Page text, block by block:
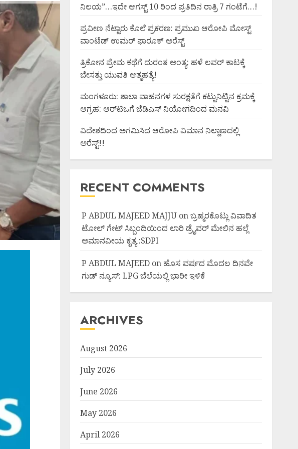
ನಿಲಯ”…ಇದೇ ಆಗಸ್ಟ್ 10 ರಿಂದ ಪ್ರತಿದಿನ ರಾತ್ರಿ 7 ಗಂಟೆಗೆ…!
ಪ್ರವೀಣ ನೆಟ್ಟಾರು ಕೊಲೆ ಪ್ರಕರಣ: ಪ್ರಮುಖ ಆರೋಪಿ ಮೋಸ್ಟ್
ವಾಂಟೆಡ್ ಉಮರ್ ಫಾರೂಕ್ ಅರೆಸ್ಟ್
ತ್ರಿಕೋನ ಪ್ರೇಮ ಕಥೆಗೆ ದುರಂತ ಅಂತ್ಯ: ಹಳೆ ಲವರ್ ಕಾಟಕ್ಕೆ
ಬೇಸತ್ತು ಯುವತಿ ಆತ್ಮಹತ್ಯೆ!
ಮಂಗಳೂರು: ಶಾಲಾ ವಾಹನಗಳ ಸುರಕ್ಷತೆಗೆ ಕಟ್ಟುನಿಟ್ಟಿನ ಕ್ರಮಕ್ಕೆ
ಆಗ್ರಹ: ಆರ್‌ಟಿಒಗೆ ಜೆಡಿಎಸ್ ನಿಯೋಗದಿಂದ ಮನವಿ
ವಿದೇಶದಿಂದ ಅಗಮಿಸಿದ ಆರೋಪಿ ವಿಮಾನ ನಿಲ್ದಾಣದಲ್ಲಿ
ಅರೆಸ್ಟ್‌!!
RECENT COMMENTS
P ABDUL MAJEED MAJJUonಬ್ರಹ್ಮರಕೊಟ್ಲು ವಿವಾದಿತ
ಟೋಲ್ ಗೇಟ್ ಸಿಬ್ಬಂದಿಯಿಂದ ಲಾರಿ ಡ್ರೈವರ್ ಮೇಲಿನ ಹಲ್ಲೆ
ಅಮಾನವೀಯ ಕೃತ್ಯ :SDPI
P ABDUL MAJEEDon ಹೊಸ ವರ್ಷದ ಮೊದಲ ದಿನವೇ
ಗುಡ್ ನ್ಯೂಸ್: LPG ಬೆಲೆಯಲ್ಲಿ ಭಾರೀ ಇಳಿಕೆ
ARCHIVES
August 2026
July 2026
June 2026
May 2026
April 2026